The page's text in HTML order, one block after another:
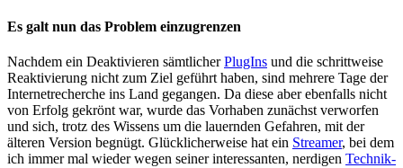
Es galt nun das Problem einzugrenzen
Nachdem ein Deaktivieren sämtlicherPlugIns und die schrittweise
Reaktivierung nicht zum Ziel geführt haben, sind mehrere Tage der
Internetrecherche ins Land gegangen. Da diese aber ebenfalls nicht
von Erfolg gekrönt war, wurde das Vorhaben zunächst verworfen
und sich, trotz des Wissens um die lauernden Gefahren, mit der
älteren Version begnügt. Glücklicherweise hat ein Streamer, bei dem
ich immer mal wieder wegen seiner interessanten, nerdigen Technik-